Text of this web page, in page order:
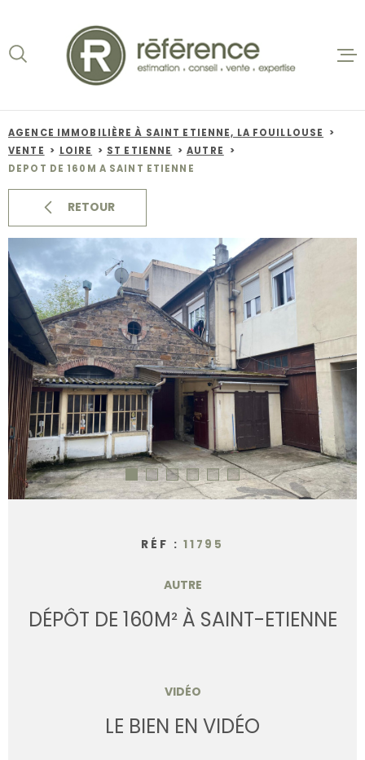
la
recherche
menu
principal
contenu
ACCUEIL
VENTES
NOS
ALERTE
CONTACT
AGENCE IMMOBILIÈRE À SAINT ETIENNE, LA FOUILLOUSE
VENTE
LOIRE ST ETIENNE
AUTRE
DEPOT DE 160M A SAINT ETIENNE
RETOUR
RÉF :11795
AUTRE
DÉPÔT DE 160M² À SAINT-ETIENNE
VIDÉO
LE BIEN EN VIDÉO